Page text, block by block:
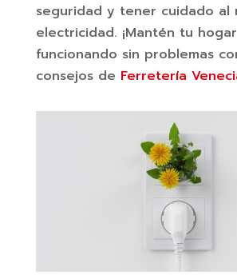
seguridad y tener cuidado al
electricidad. ¡Mantén tu
funcionando sin problemas
consejos de Ferretería